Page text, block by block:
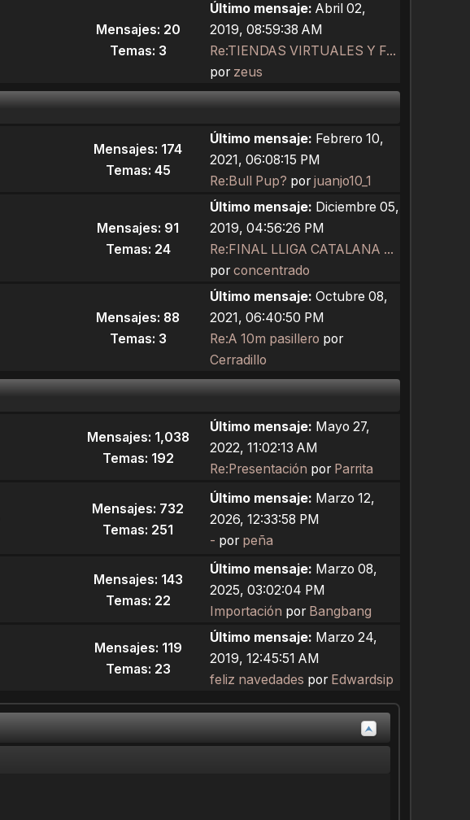
Mensajes: 20
Temas: 3
Último mensaje: Abril 02,
2019, 08:59:38 AM
Re:TIENDAS VIRTUALES Y F...
por zeus
Mensajes: 174
Temas: 45
Último mensaje: Febrero 10,
2021, 06:08:15 PM
Re:Bull Pup? por juanjo10_1
Mensajes: 91
Temas: 24
Último mensaje: Diciembre 05,
2019, 04:56:26 PM
Re:FINAL LLIGA CATALANA ...
por concentrado
Mensajes: 88
Temas: 3
Último mensaje: Octubre 08,
2021, 06:40:50 PM
Re:A 10m pasillero por
Cerradillo
Mensajes: 1,038
Temas: 192
Último mensaje: Mayo 27,
2022, 11:02:13 AM
Re:Presentación por Parrita
Mensajes: 732
Temas: 251
Último mensaje: Marzo 12,
2026, 12:33:58 PM
- por peña
Mensajes: 143
Temas: 22
Último mensaje: Marzo 08,
2025, 03:02:04 PM
Importación por Bangbang
Mensajes: 119
Temas: 23
Último mensaje: Marzo 24,
2019, 12:45:51 AM
feliz navedades por Edwardsip